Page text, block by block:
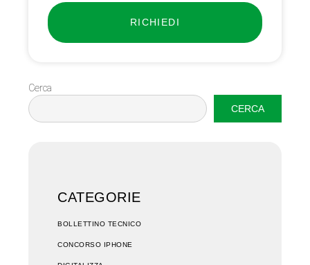
RICHIEDI
Cerca
CERCA
CATEGORIE
BOLLETTINO TECNICO
CONCORSO IPHONE